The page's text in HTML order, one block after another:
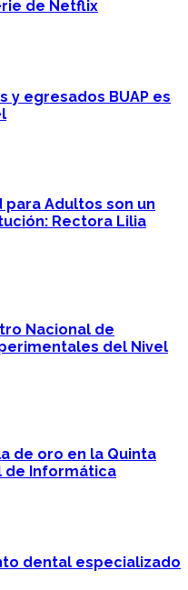
de Netflix
egresados BUAP es
para Adultos son un
Rectora Lilia
Nacional de
del Nivel
de oro en la Quinta
de Informática
dental especializado